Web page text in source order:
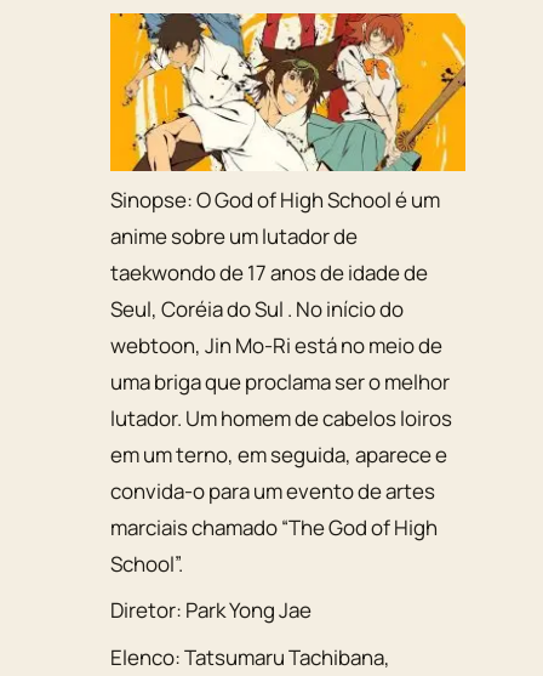
Sinopse:O God of High School é um
anime sobre um lutador de
taekwondo de 17 anos de idade de
Seul, Coréia do Sul . No início do
webtoon, Jin Mo-Ri está no meio de
uma briga que proclama ser o melhor
lutador. Um homem de cabelos loiros
em um terno, em seguida, aparece e
convida-o para um evento de artes
marciais chamado “The God of High
School”.
Diretor: Park Yong Jae
Elenco:Tatsumaru Tachibana,